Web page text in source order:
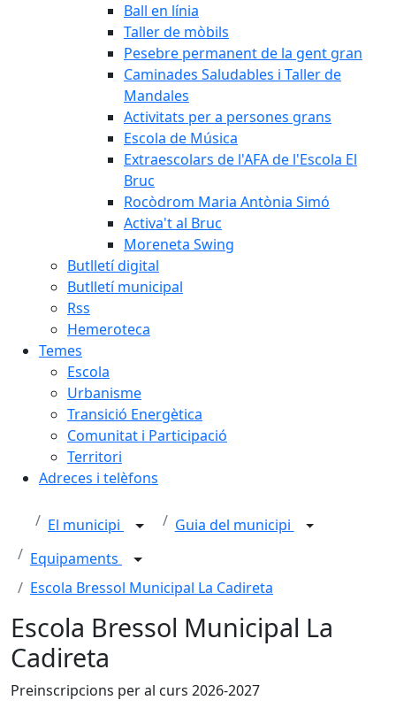
Ball en línia
Taller de mòbils
Pesebre permanent de la gent gran
Caminades Saludables i Taller de
Mandales
Activitats per a persones grans
Escola de Música
Extraescolars de l'AFA de l'Escola El
Bruc
Rocòdrom Maria Antònia Simó
Activa't al Bruc
Moreneta Swing
Butlletí digital
Butlletí municipal
Rss
Hemeroteca
Temes
Escola
Urbanisme
Transició Energètica
Comunitat i Participació
Territori
Adreces i telèfons
El municipi
Guia del municipi
Equipaments
Escola Bressol Municipal La Cadireta
Escola Bressol Municipal La
Cadireta
Preinscripcions per al curs 2026-2027